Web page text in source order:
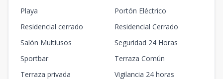
Playa
Portón Eléctrico
Residencial cerrado
Residencial Cerrado
Salón Multiusos
Seguridad 24 Horas
Sportbar
Terraza Común
Terraza privada
Vigilancia 24 horas